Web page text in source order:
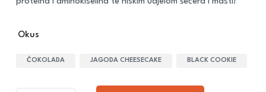
Okus
ČOKOLADA JAGODA CHEESECAKE BLACK COOKIE